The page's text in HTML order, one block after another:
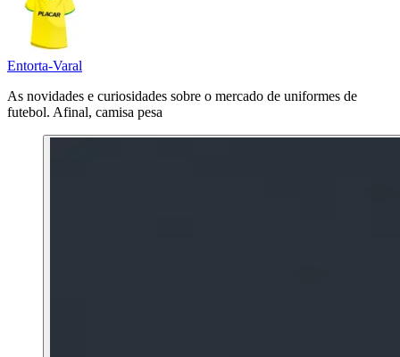
Entorta-Varal
As novidades e curiosidades sobre o mercado de uniformes de
futebol. Afinal, camisa pesa